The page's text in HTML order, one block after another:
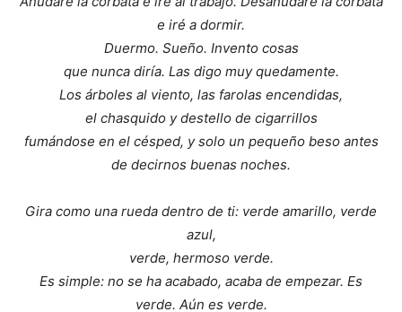
e iré a dormir.
Duermo. Sueño. Invento cosas
que nunca diría. Las digo muy quedamente.
Los árboles al viento, las farolas encendidas,
el chasquido y destello de cigarrillos
fumándose en el césped, y solo un pequeño beso antes
de decirnos buenas noches.
Gira como una rueda dentro de ti: verde amarillo, verde
azul,
verde, hermoso verde.
Es simple: no se ha acabado, acaba de empezar. Es
verde. Aún es verde.